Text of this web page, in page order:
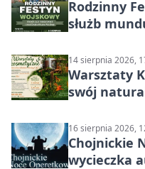
Rodzinny
służb
14 sierpnia 2026,
Warsztaty
swój
16 sierpnia 2026,
Chojnickie
wycieczka